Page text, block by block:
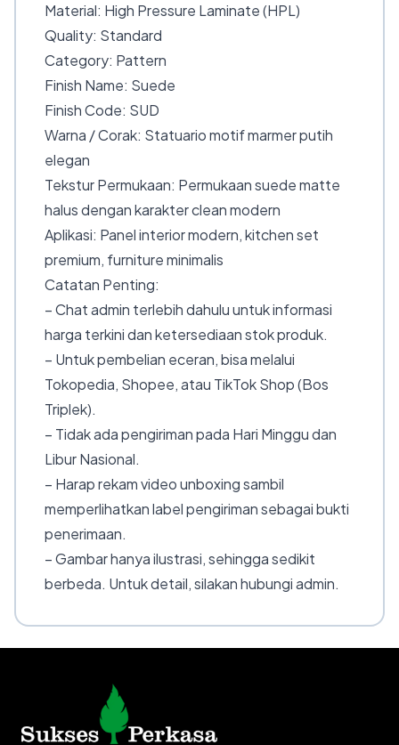
Material: High Pressure Laminate (HPL)
Quality: Standard
Category: Pattern
Finish Name: Suede
Finish Code: SUD
Warna / Corak: Statuario motif marmer putih
elegan
Tekstur Permukaan: Permukaan suede matte
halus dengan karakter clean modern
Aplikasi: Panel interior modern, kitchen set
premium, furniture minimalis
Catatan Penting:
– Chat admin terlebih dahulu untuk informasi
harga terkini dan ketersediaan stok produk.
– Untuk pembelian eceran, bisa melalui
Tokopedia, Shopee, atau TikTok Shop (Bos
Triplek).
– Tidak ada pengiriman pada Hari Minggu dan
Libur Nasional.
– Harap rekam video unboxing sambil
memperlihatkan label pengiriman sebagai bukti
penerimaan.
– Gambar hanya ilustrasi, sehingga sedikit
berbeda. Untuk detail, silakan hubungi admin.